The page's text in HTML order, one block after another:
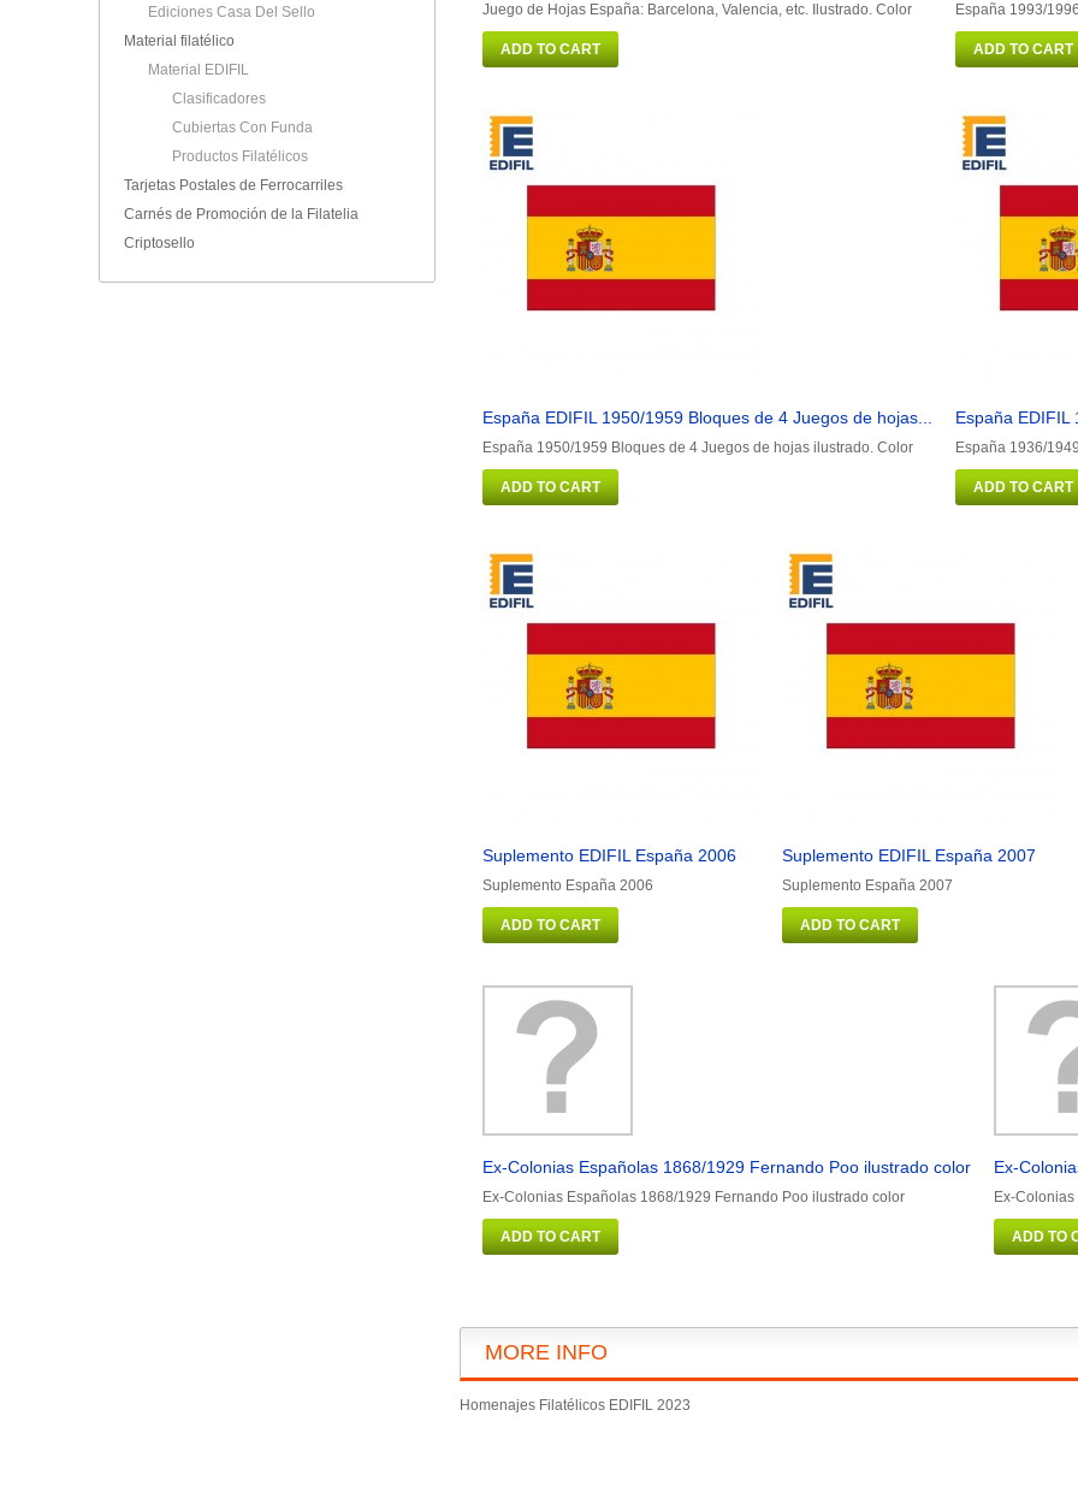
Ediciones Casa Del Sello
Material filatélico
Material EDIFIL
Clasificadores
Cubiertas Con Funda
Productos Filatélicos
Tarjetas Postales de Ferrocarriles
Carnés de Promoción de la Filatelia
Criptosello
Juego de Hojas España: Barcelona, Valencia, etc. Ilustrado. Color
ADD TO CART
España 1993/
ADD TO CART
España EDIFIL 1950/1959 Bloques de 4 Juegos de hojas...
España 1950/1959 Bloques de 4 Juegos de hojas ilustrado. Color
ADD TO CART
España EDIFIL
España 1936/
ADD TO CART
Suplemento EDIFIL España 2006
Suplemento España 2006
ADD TO CART
Suplemento EDIFIL España 2007
Suplemento España 2007
ADD TO CART
Ex-Colonias Españolas 1868/1929 Fernando Poo ilustrado color
Ex-Colonias Españolas 1868/1929 Fernando Poo ilustrado color
ADD TO CART
Ex-
Ex-
ADD TO
MORE INFO
Homenajes Filatélicos EDIFIL 2023